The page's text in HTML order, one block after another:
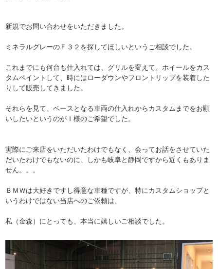
新規でお問い合わせをいただきました。
ミネラルグレーのＦ３２を探してほしいというご相談でした。
これまでにも何台も仕入れては、グリルを変えて、ホイールをカス
タムペイントして、時にはローダウンやフロントリップを装着した
りして販売してきました。
それらを見て、ベースとなる車両の仕入れからカスタムまでをお願
いしたいというのがＩ様のご希望でした。
実際にご来店をいただいたわけでもなく、会ってお話をさせていた
だいたわけでもないのに、しかも岐阜と静岡ですから近くもありま
せん。。。
ＢＭＷは大好きですし得意な車種ですが、特にカスタムショップと
いうわけではない当店へのご依頼は、
私（金森）にとっても、本当に嬉しいご相談でした。